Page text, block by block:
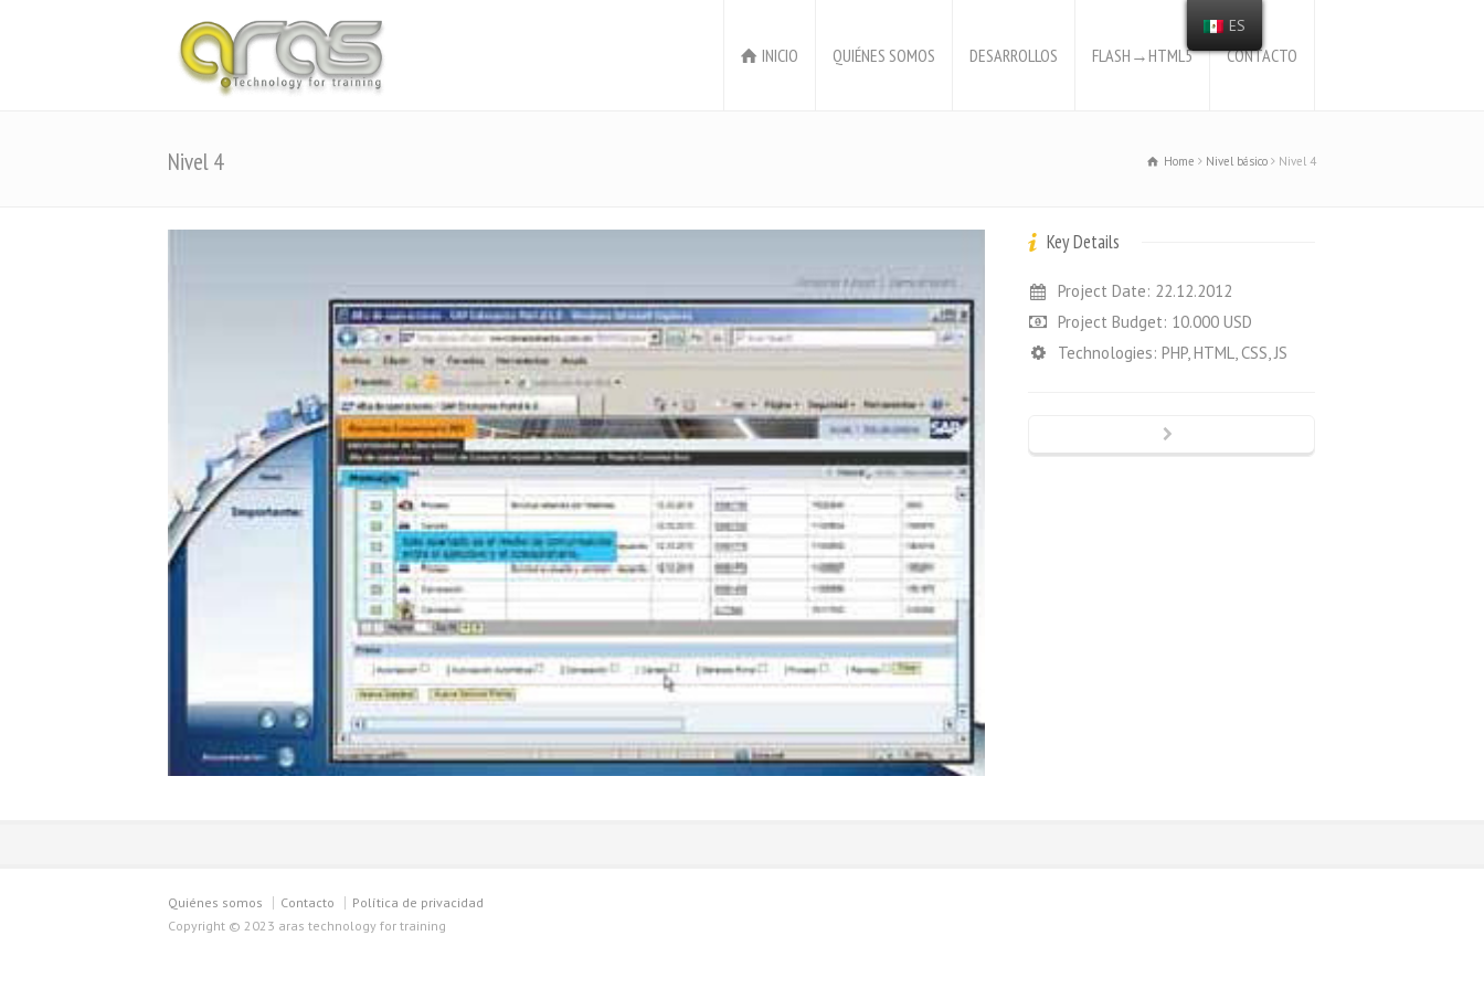
INICIO QUIÉNES SOMOS DESARROLLOS FLASH→HTML5 CONTACTO
Nivel 4 Home Nivel básico Nivel 4
Key Details
Project Date: 22.12.2012
Project Budget: 10.000 USD
Technologies: PHP, HTML, CSS, JS
Quiénes somos Contacto
Política de privacidad
Copyright © 2023 aras technology for training
ES